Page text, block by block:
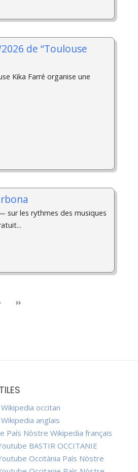
de “Toulouse
Kika Farré organise une
sur les rythmes des musiques
occitan
anglais
País Nòstre Wikipedia français
BASTIR OCCITANIE
Occitània País Nòstre